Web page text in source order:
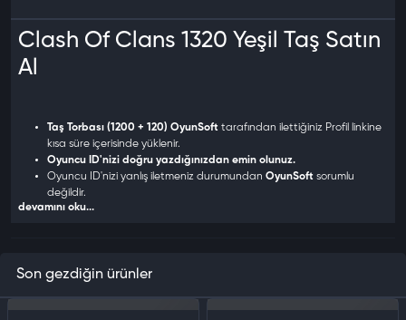
Clash Of Clans 1320 Yeşil Taş Satın
Al
Taş Torbası (1200 + 120) OyunSoft tarafından ilettiğiniz Profil linkine
kısa süre içerisinde yüklenir.
Oyuncu ID'nizi doğru yazdığınızdan emin olunuz.
Oyuncu ID'nizi yanlış iletmeniz durumundan OyunSoft sorumlu
değildir.
7/24 Dijital
devamını oku...
Son gezdiğin ürünler